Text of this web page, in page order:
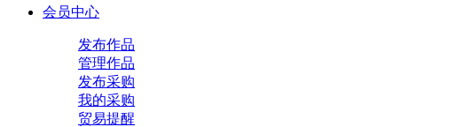
会员中心
发布作品
管理作品
发布采购
我的采购
贸易提醒